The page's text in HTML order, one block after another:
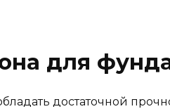
для
достаточной